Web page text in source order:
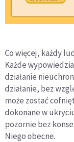
Co więcej, każdy
Każde
działanie
działanie, bez
może zostać
dokonane w
pozornie bez
Niego obecne.